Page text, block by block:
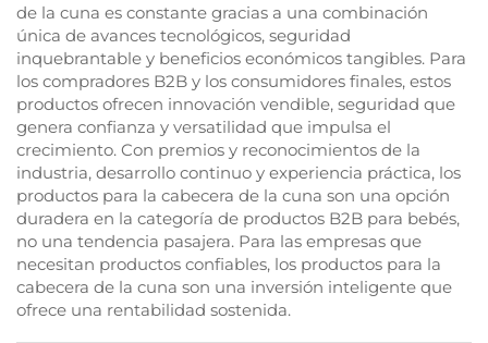
de la cuna es constante gracias a una combinación
única de avances tecnológicos, seguridad
inquebrantable y beneficios económicos tangibles. Para
los compradores B2B y los consumidores finales, estos
productos ofrecen innovación vendible, seguridad que
genera confianza y versatilidad que impulsa el
crecimiento. Con premios y reconocimientos de la
industria, desarrollo continuo y experiencia práctica, los
productos para la cabecera de la cuna son una opción
duradera en la categoría de productos B2B para bebés,
no una tendencia pasajera. Para las empresas que
necesitan productos confiables, los productos para la
cabecera de la cuna son una inversión inteligente que
ofrece una rentabilidad sostenida.